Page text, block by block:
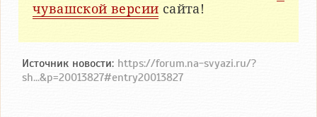
чувашской версии сайта!
Источник новости: https://forum.na-svyazi.ru/?
sh...&p=20013827#entry20013827